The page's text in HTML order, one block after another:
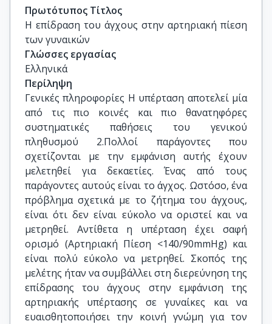
Πρωτότυπος Τίτλος
Η επίδραση του άγχους στην αρτηριακή πίεση
των γυναικών
Γλώσσες εργασίας
Ελληνικά
Περίληψη
Γενικές πληροφορίες Η υπέρταση αποτελεί μία
από τις πιο κοινές και πιο θανατηφόρες
συστηματικές παθήσεις του γενικού
πληθυσμού 2.Πολλοί παράγοντες που
σχετίζονται με την εμφάνιση αυτής έχουν
μελετηθεί για δεκαετίες. Ένας από τους
παράγοντες αυτούς είναι το άγχος. Ωστόσο, ένα
πρόβλημα σχετικά με το ζήτημα του άγχους,
είναι ότι δεν είναι εύκολο να οριστεί και να
μετρηθεί. Αντίθετα η υπέρταση έχει σαφή
ορισμό (Αρτηριακή Πίεση <140/90mmHg) και
είναι πολύ εύκολο να μετρηθεί. Σκοπός της
μελέτης ήταν να συμβάλλει στη διερεύνηση της
επίδρασης του άγχους στην εμφάνιση της
αρτηριακής υπέρτασης σε γυναίκες και να
ευαισθητοποιήσει την κοινή γνώμη για τον